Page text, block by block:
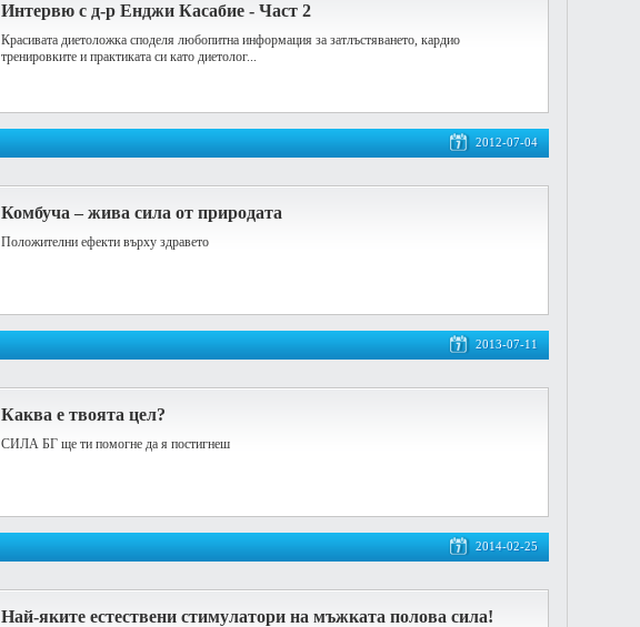
Интервю с д-р Енджи Касабие - Част 2
Красивата диетоложка споделя любопитна информация за затлъстяването, кардио
тренировките и практиката си като диетолог...
2012-07-04
Комбуча – жива сила от природата
Положителни ефекти върху здравето
2013-07-11
Каква е твоята цел?
СИЛА БГ ще ти помогне да я постигнеш
2014-02-25
Най-яките естествени стимулатори на мъжката полова сила!